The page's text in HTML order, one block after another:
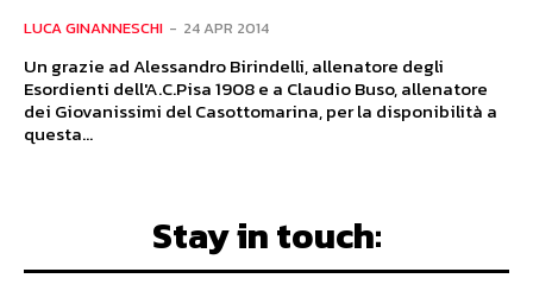
LUCA GINANNESCHI - 24 APR 2014
Un grazie ad Alessandro Birindelli, allenatore degli
Esordienti dell'A.C.Pisa 1908 e a Claudio Buso, allenatore
dei Giovanissimi del Casottomarina, per la disponibilità a
questa...
Stay in touch: